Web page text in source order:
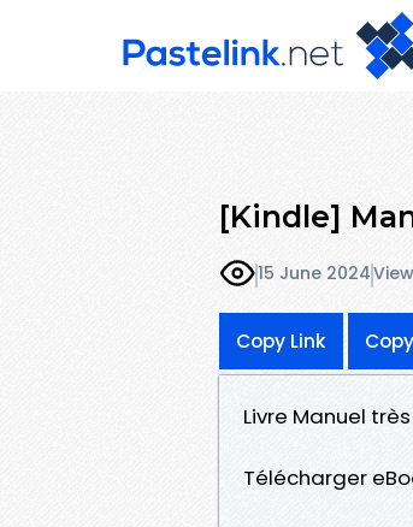
[Kindle]
15 June 2024
Copy Link
Livre Manuel
Télécharger